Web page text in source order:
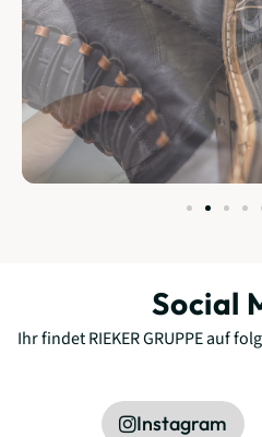
Social
Ihr findet RIEKER GRUPPEauf
Instagram